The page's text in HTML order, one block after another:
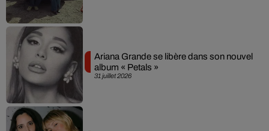
31 juillet 2026
Ariana Grande se libère dans son nouvel
album « Petals »